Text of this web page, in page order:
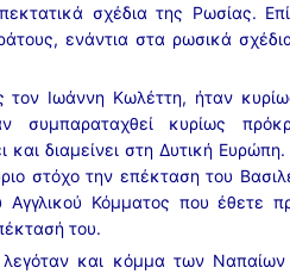
σχέδια της Ρωσίας.
ενάντια στα ρωσικά
τον Ιωάννη Κωλέττη, ήταν
κυρίως
και διαμείνει στη Δυτική Ευρώπη.
στόχο την επέκταση του
Κόμματος που έθετε
του.
και κόμμα των